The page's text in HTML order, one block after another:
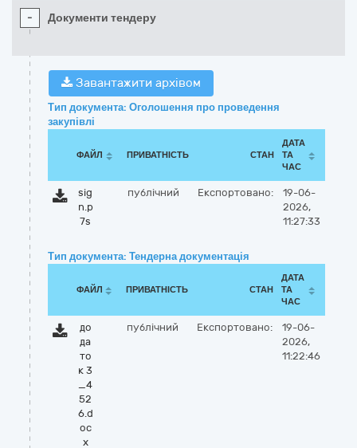
- Документи тендеру
Завантажити архівом
Тип документа: Оголошення про проведення
закупівлі
ФАЙЛ ПРИВАТНІСТЬ СТАН
ДАТА
ТА
ЧАС
sig
n.p
7s
публічний Експортовано:
19-06-
2026,
11:27:33
Тип документа: Тендерна документація
ФАЙЛ ПРИВАТНІСТЬ СТАН
ДАТА
ТА
ЧАС
до
да
то
к 3
_4
52
6.d
oc
x
публічний Експортовано:
19-06-
2026,
11:22:46